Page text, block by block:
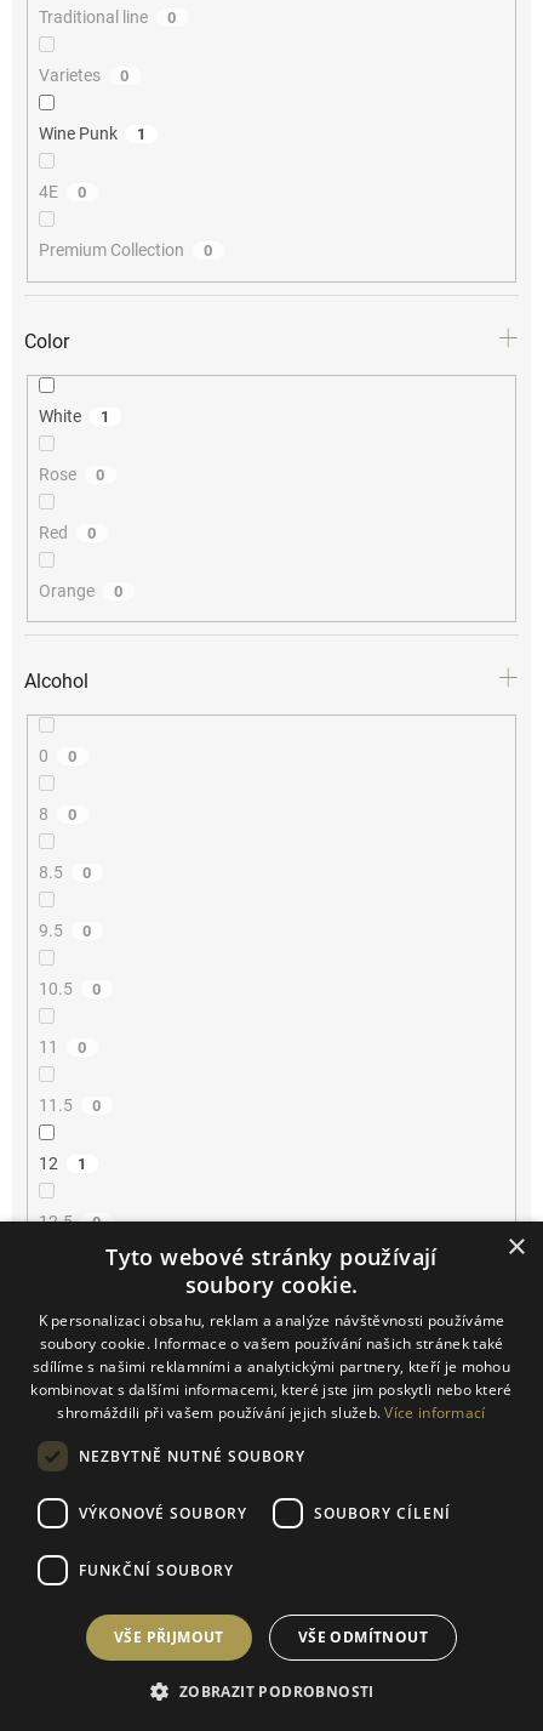
Traditional line 0
Varietes 0
Wine Punk 1
4E 0
Premium Collection 0
Color
White 1
Rose 0
Red 0
Orange 0
Alcohol
0 0
8 0
8.5 0
9.5 0
10.5 0
11 0
11.5 0
12 1
12.5 0
13.5 0
14 0
14.2 0
14.5 0
0
0
×
Tyto webové stránky používají
soubory cookie.
K personalizaci obsahu, reklam a analýze návštěvnosti používáme
soubory cookie. Informace o vašem používání našich stránek také
sdílíme s našimi reklamními a analytickými partnery, kteří je mohou
kombinovat s dalšími informacemi, které jste jim poskytli nebo které
shromáždili při vašem používání jejich služeb.Více informací
NEZBYTNĚ NUTNÉ SOUBORY
VÝKONOVÉ SOUBORY SOUBORY CÍLENÍ
FUNKČNÍ SOUBORY
VŠE PŘIJMOUT VŠE ODMÍTNOUT
ZOBRAZIT PODROBNOSTI